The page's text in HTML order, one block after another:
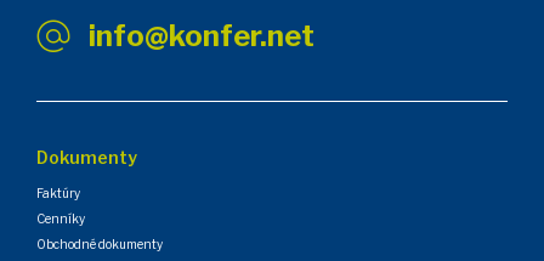
info@konfer.net
Dokumenty
Faktúry
Cenníky
Obchodné dokumenty